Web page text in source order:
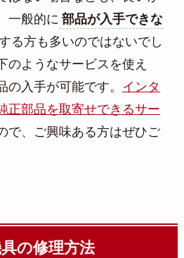
一般的に 部品が入手できな
る方も多いのではないでし
のようなサービスを使え
の入手が可能です。
インタ
正部品を取寄せできるサー
で、ご興味ある方はぜひご
の修理方法